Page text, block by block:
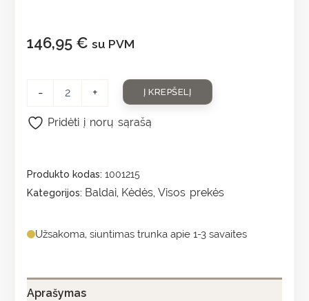
146,95 € su PVM
- + Į KREPŠELĮ
Produkto kodas: 1001215
Kategorijos: Baldai, Kėdės, Visos prekės
Užsakoma, siuntimas trunka apie 1-3 savaites
Pridėti į norų sąrašą
Aprašymas